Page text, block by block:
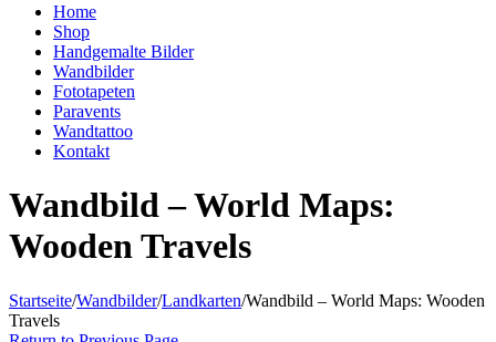
Home
Shop
Handgemalte Bilder
Wandbilder
Fototapeten
Paravents
Wandtattoo
Kontakt
Wandbild – World Maps:
Wooden Travels
Startseite/Wandbilder/Landkarten/Wandbild – World Maps: Wooden
Travels